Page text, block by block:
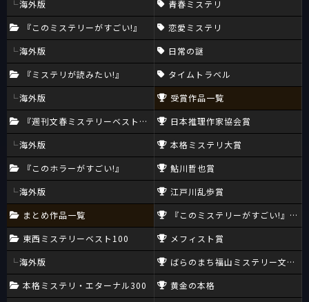
海外版
『このミステリーがすごい!』
海外版
『ミステリが読みたい!』
海外版
『週刊文春ミステリーベスト10』
海外版
『このホラーがすごい!』
海外版
まとめ作品一覧
東西ミステリーベスト100
海外版
本格ミステリ・エターナル300
青春ミステリ
恋愛ミステリ
日常の謎
タイムトラベル
受賞作品一覧
日本推理作家協会賞
本格ミステリ大賞
鮎川哲也賞
江戸川乱歩賞
『このミステリーがすごい!』大賞
メフィスト賞
ばらのまち福山ミステリー文学新
黄金の本格